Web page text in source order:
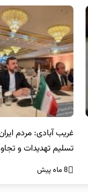
غریب آبادی: مردم
تسلیم تهدیدات و
نخواهند شد و متحد
8 ماه پیش